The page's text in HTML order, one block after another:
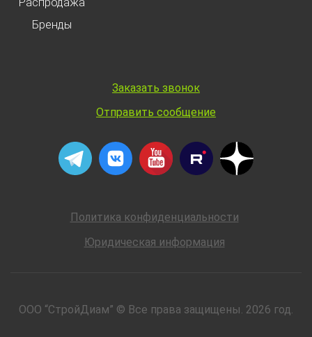
Бренды
Заказать звонок
Отправить сообщение
Политика конфиденциальности
Юридическая информация
ООО “СтройДиам” © Все права защищены. 2026 год.